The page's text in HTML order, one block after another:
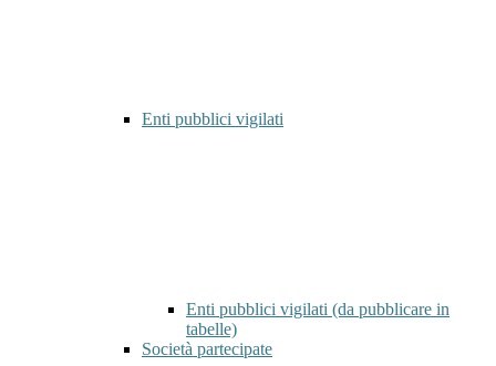
Enti pubblici vigilati
Enti pubblici vigilati (da pubblicare in
tabelle)
Società partecipate